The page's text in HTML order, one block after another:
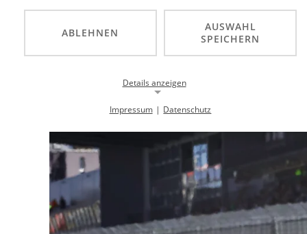
ABLEHNEN
AUSWAHL
SPEICHERN
Details anzeigen
Notwendige Cookies ermöglichen die Kernfunktionalität einer
Website. Sie helfen dabei, die Website nutzbar zu machen, indem sie
grundlegende Funktionen ermöglichen. Ohne diese Cookies kann die
Website nicht richtig funktionieren.
Background Image
Name: gw-cookie-bgimage
Impressum | Datenschutz